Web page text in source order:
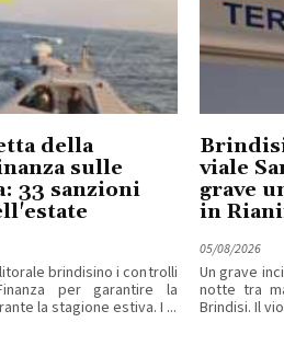
della
sulle
33 sanzioni
brindisino i controlli
per garantire la
la stagione estiva. I ...
viale
grave
in
05/08/2026
Un grave
notte tra
Brindisi. Il